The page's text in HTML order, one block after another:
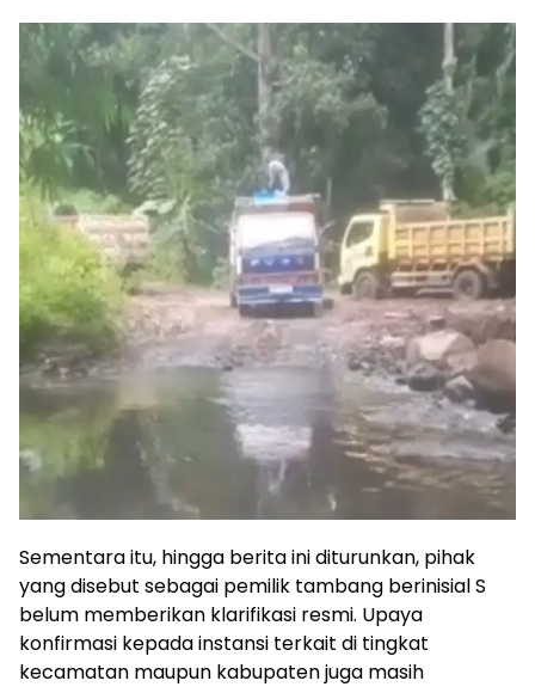
Sementara itu, hingga berita ini diturunkan, pihak
yang disebut sebagai pemilik tambang berinisial S
belum memberikan klarifikasi resmi. Upaya
konfirmasi kepada instansi terkait di tingkat
kecamatan maupun kabupaten juga masih